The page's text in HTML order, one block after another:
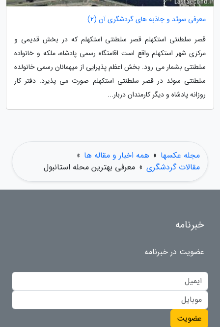
معرفی سوئد و جاذبه های گردشگری آن (2)
قصر سلطنتی استکهلم قصر سلطنتی استکهلم که در بخش قدیمی و
مرکزی شهر استکهلم واقع است اقامتگاه رسمی پادشاه، ملکه و خانواده
سلطنتی بشمار می رود. بخش اعظم پذیرایی از میهمانان رسمی خانولده
سلطنتی سوئد در قصر سلطنتی استکهلم صورت می پذیرد. دفتر کار
روزانه پادشاه و دیگر کارمندان دربار...
مجله عکسها » همه اخبار و مقاله ها »
مقالات گردشگری » معرفی بهترین محله استانبول
خبرنامه
عضویت در خبرنامه
عضویت